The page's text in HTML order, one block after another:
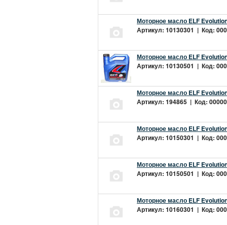
Моторное масло ELF
Артикул: 10130301 | Код:
Моторное масло ELF
Артикул: 10130501 | Код:
Моторное масло ELF
Артикул: 194865 | Код:
Моторное масло ELF
Артикул: 10150301 | Код:
Моторное масло ELF
Артикул: 10150501 | Код:
Моторное масло ELF
Артикул: 10160301 | Код: